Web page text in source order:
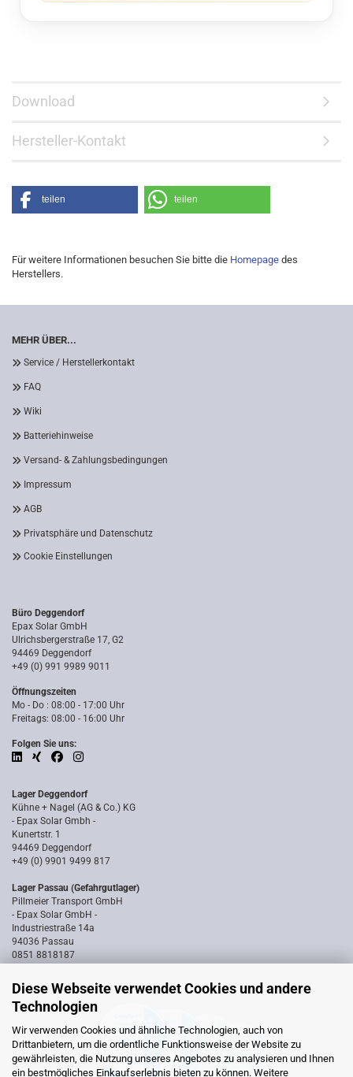
Diese Webseite verwendet Cookies und andere
Technologien
Wir verwenden Cookies und ähnliche Technologien, auch von
Drittanbietern, um die ordentliche Funktionsweise der Website zu
gewährleisten, die Nutzung unseres Angebotes zu analysieren und Ihnen
ein bestmögliches Einkaufserlebnis bieten zu können. Weitere
Download
Hersteller-Kontakt
teilen teilen
Für weitere Informationen besuchen Sie bitte die Homepage des
Herstellers.
MEHR ÜBER...
Service / Herstellerkontakt
FAQ
Wiki
Batteriehinweise
Versand- & Zahlungsbedingungen
Impressum
AGB
Privatsphäre und Datenschutz
Cookie Einstellungen
Büro Deggendorf
Epax Solar GmbH
Ulrichsbergerstraße 17, G2
94469 Deggendorf
+49 (0) 991 9989 9011
Öffnungszeiten
Mo - Do : 08:00 - 17:00 Uhr
Freitags: 08:00 - 16:00 Uhr
Folgen Sie uns:
Lager Deggendorf
Kühne + Nagel (AG & Co.) KG
- Epax Solar Gmbh -
Kunertstr. 1
94469 Deggendorf
+49 (0) 9901 9499 817
Lager Passau (Gefahrgutlager)
Pillmeier Transport GmbH
- Epax Solar GmbH -
Industriestraße 14a
94036 Passau
0851 8818187